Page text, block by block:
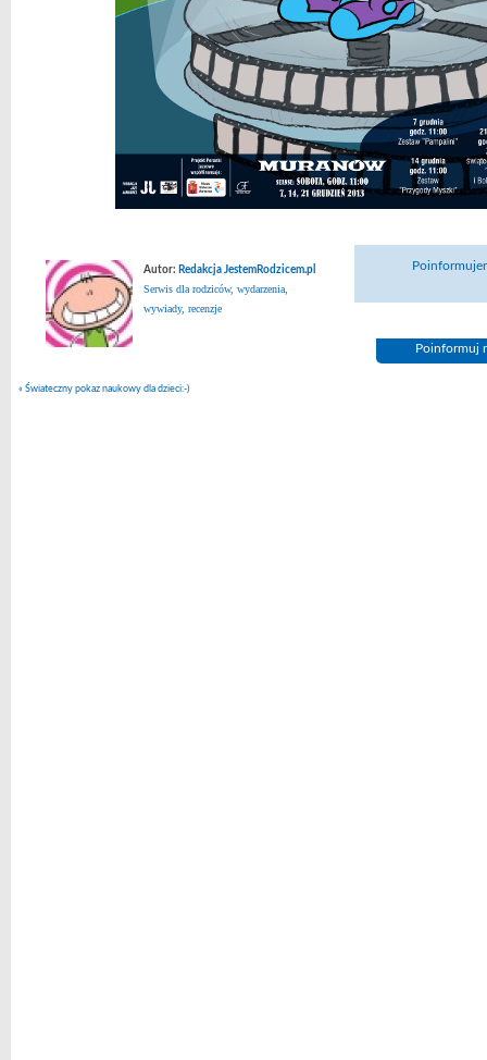
Autor: Redakcja JestemRodzicem.pl
Serwis dla rodziców, wydarzenia,
wywiady, recenzje
Poinformuj
« Świateczny pokaz naukowy dla dzieci:-)